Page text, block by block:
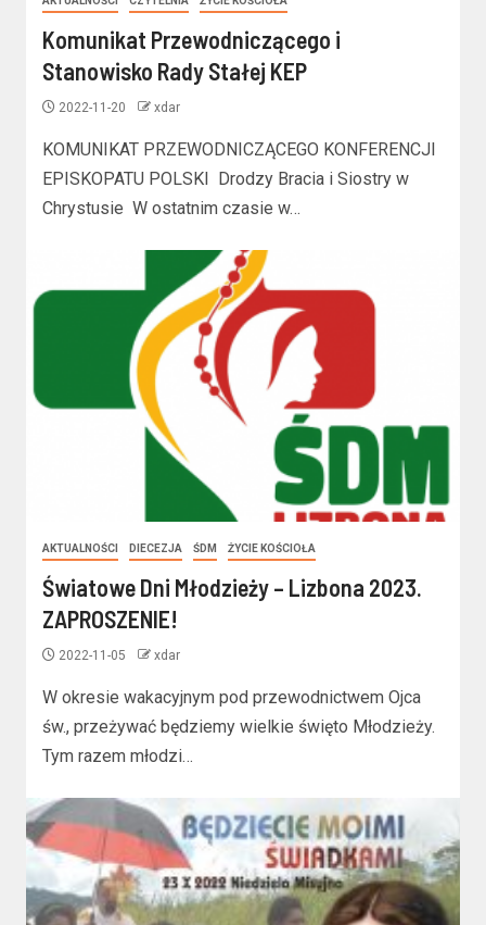
Komunikat Przewodniczącego i
Stanowisko Rady Stałej KEP
2022-11-20 xdar
KOMUNIKAT PRZEWODNICZĄCEGO KONFERENCJI
EPISKOPATU POLSKI Drodzy Bracia i Siostry w
Chrystusie W ostatnim czasie w…
AKTUALNOŚCI DIECEZJA ŚDM ŻYCIE KOŚCIOŁA
Światowe Dni Młodzieży – Lizbona 2023.
ZAPROSZENIE!
2022-11-05 xdar
W okresie wakacyjnym pod przewodnictwem Ojca
św., przeżywać będziemy wielkie święto Młodzieży.
Tym razem młodzi…